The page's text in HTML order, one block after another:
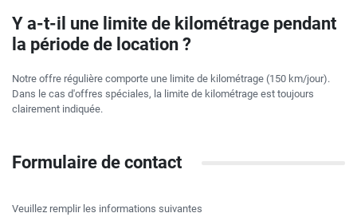
Y a-t-il une limite de kilométrage pendant
la période de location ?
Notre offre régulière comporte une limite de kilométrage (150 km/jour).
Dans le cas d'offres spéciales, la limite de kilométrage est toujours
clairement indiquée.
Formulaire de contact
Veuillez remplir les informations suivantes